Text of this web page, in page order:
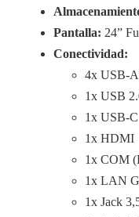
Pantalla: 24”
Conectividad:
4x USB-
1x USB
1x USB-C
1x HDMI
1x COM
1x LAN
1x Jack